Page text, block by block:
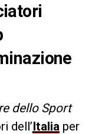
dello Sport
dell’Italia per